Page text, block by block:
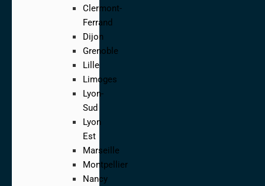
Clermont-
Ferrand
Dijon
Grenoble
Lille
Limoges
Lyon-
Sud
Lyon
Est
Marseille
Montpellier
Nancy